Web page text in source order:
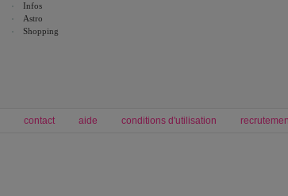
Infos
Astro
Shopping
contact aide conditions d'utilisation